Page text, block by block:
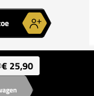
€ 25,90